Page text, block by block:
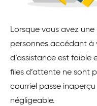
Lorsque vous avez
personnes accédant à
d’assistance est faible
files d’attente ne sont
courriel passe
négligeable.